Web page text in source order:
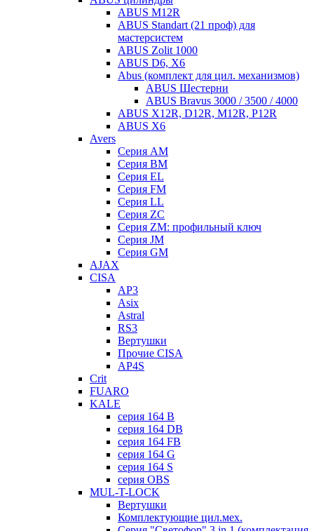
ABUS M12R
ABUS Standart (21 проф) для
мастерсистем
ABUS Zolit 1000
ABUS D6, X6
Abus (комплект для цил. механизмов)
ABUS Шестерни
ABUS Bravus 3000 / 3500 / 4000
ABUS X12R, D12R, M12R, P12R
ABUS X6
Avers
Серия AM
Серия BM
Серия EL
Серия FM
Серия LL
Серия ZC
Серия ZM: профильный ключ
Серия JM
Серия GM
AJAX
CISA
AP3
Asix
Astral
RS3
Вертушки
Прочие CISA
AP4S
Crit
FUARO
KALE
серия 164 B
серия 164 DB
серия 164 FB
серия 164 G
серия 164 S
серия OBS
MUL-T-LOCK
Вертушки
Комплектующие цил.мех.